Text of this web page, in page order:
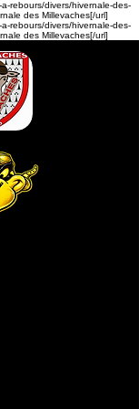
rebours/divers/hivernale-des-
des Millevaches[/url]
rebours/divers/hivernale-des-
des Millevaches[/url]